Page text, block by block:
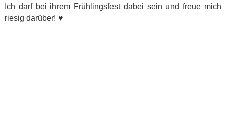
Ich darf bei ihrem Frühlingsfest dabei sein und freue mich
riesig darüber! ♥